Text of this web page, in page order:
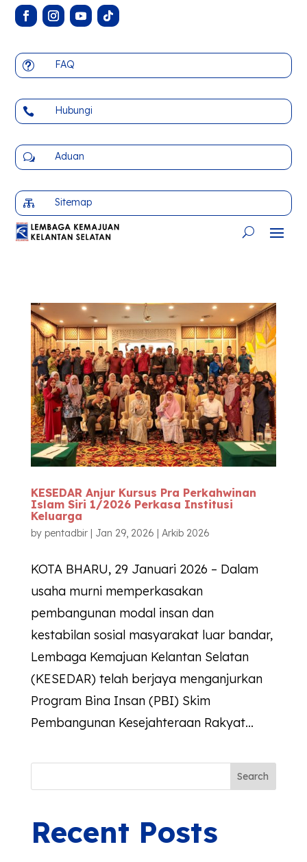
t FAQ
 Hubungi
w Aduan
 Sitemap
KESEDAR Anjur Kursus Pra Perkahwinan
Islam Siri 1/2026 Perkasa Institusi
Keluarga
by pentadbir| Jan 29, 2026 | Arkib 2026
KOTA BHARU, 29 Januari 2026 – Dalam
usaha murni memperkasakan
pembangunan modal insan dan
kestabilan sosial masyarakat luar bandar,
Lembaga Kemajuan Kelantan Selatan
(KESEDAR) telah berjaya menganjurkan
Program Bina Insan (PBI) Skim
Pembangunan Kesejahteraan Rakyat...
Search
Recent Posts